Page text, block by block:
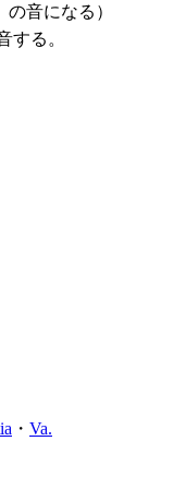
音になる）
する。
・ Va.